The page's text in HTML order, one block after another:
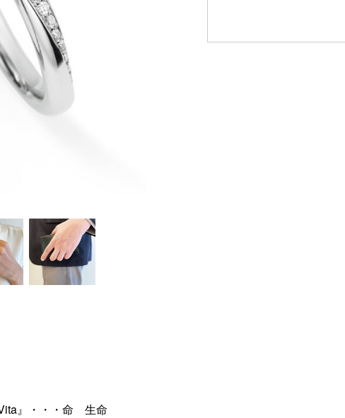
』・・・命 生命